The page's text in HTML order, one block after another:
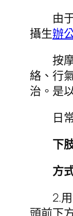
由
攝生辦
按
絡、行
治。是
日
下
方
2.